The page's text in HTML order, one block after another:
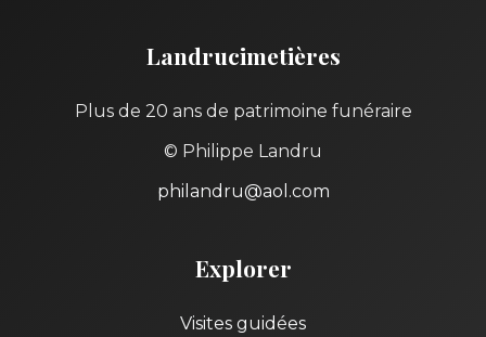
Landrucimetières
Plus de 20 ans de patrimoine funéraire
© Philippe Landru
philandru@aol.com
Explorer
Visites guidées